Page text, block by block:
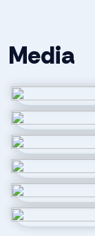
Indeling
Aantal kamers
Aantal
Media